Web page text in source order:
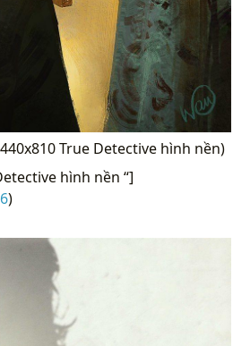
True Detective hình nền)
hình nền “]
)